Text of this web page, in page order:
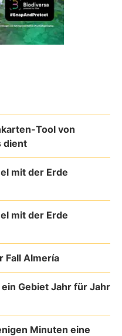
Tool von
dient
mit der Erde
mit der Erde
Fall Almería
Gebiet Jahr für Jahr
Minuten eine